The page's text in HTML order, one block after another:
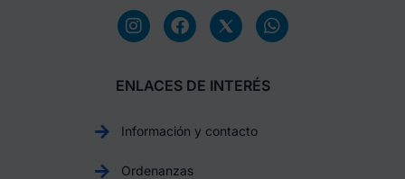
ENLACES DE INTERÉS
Información y contacto
Ordenanzas